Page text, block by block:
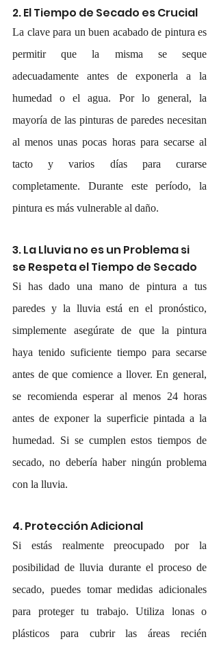
2. El Tiempo de Secado es Crucial
La clave para un buen acabado de pintura es
permitir que la misma se seque
adecuadamente antes de exponerla a la
humedad o el agua. Por lo general, la
mayoría de las pinturas de paredes necesitan
al menos unas pocas horas para secarse al
tacto y varios días para curarse
completamente. Durante este período, la
pintura es más vulnerable al daño.
3. La Lluvia no es un Problema si
se Respeta el Tiempo de Secado
Si has dado una mano de pintura a tus
paredes y la lluvia está en el pronóstico,
simplemente asegúrate de que la pintura
haya tenido suficiente tiempo para secarse
antes de que comience a llover. En general,
se recomienda esperar al menos 24 horas
antes de exponer la superficie pintada a la
humedad. Si se cumplen estos tiempos de
secado, no debería haber ningún problema
con la lluvia.
4. Protección Adicional
Si estás realmente preocupado por la
posibilidad de lluvia durante el proceso de
secado, puedes tomar medidas adicionales
para proteger tu trabajo. Utiliza lonas o
plásticos para cubrir las áreas recién